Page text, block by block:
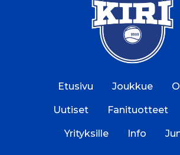
Etusivu Joukkue
Uutiset Fanituotteet
Yrityksille Info